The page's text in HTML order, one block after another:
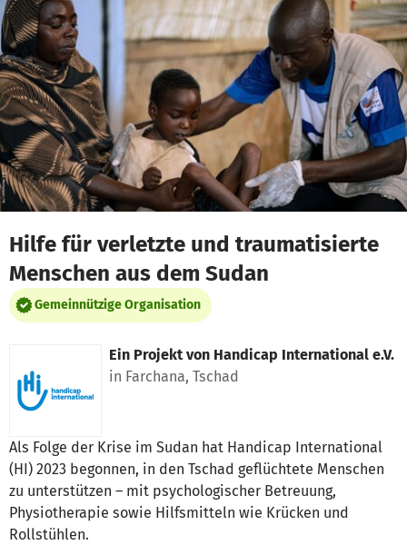
Zum Hauptinhalt springen
Erklärung zur Barrierefreiheit anzeigen
Hilfe für verletzte und traumatisierte
Menschen aus dem Sudan
Gemeinnützige Organisation
Ein Projekt von Handicap International e.V.
in Farchana, Tschad
Als Folge der Krise im Sudan hat Handicap International
(HI) 2023 begonnen, in den Tschad geflüchtete Menschen
zu unterstützen – mit psychologischer Betreuung,
Physiotherapie sowie Hilfsmitteln wie Krücken und
Rollstühlen.